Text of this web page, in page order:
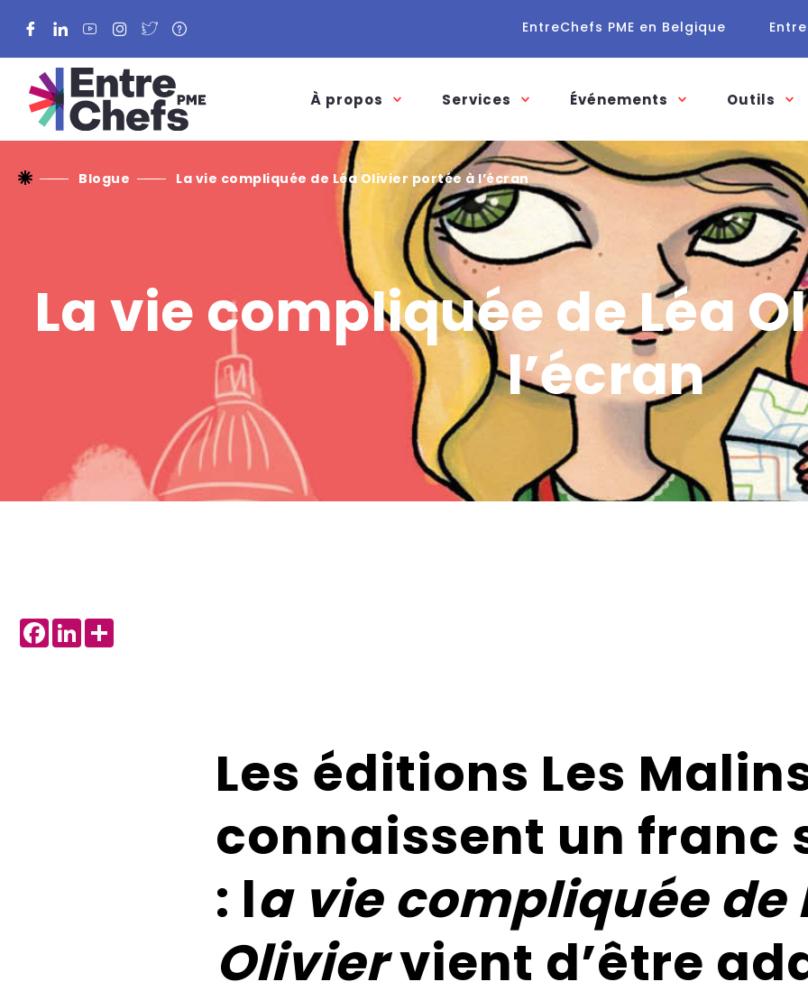
FacebookLinkedInYouTubeInstagramTwitter EntreChefs PME en Belgique
À propos Services Événements Outils
Blogue La vie compliquée de Léa Olivier portée à l’écran
La vie compliquée de Léa
l’écran
Facebook
LinkedIn
Les éditions Les
connaissent un franc
: la vie compliquée de
Oliviervient d’être